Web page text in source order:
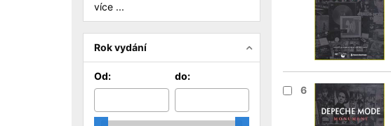
6
více ...
Rok vydání
Od: do: